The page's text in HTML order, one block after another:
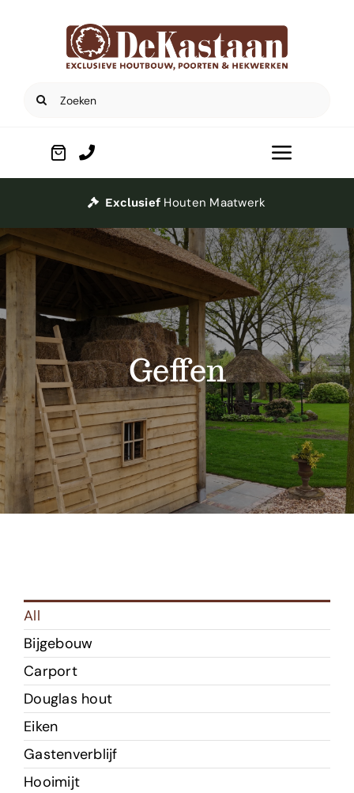
Zoeken
Toggle
Poorten
Projecten
Shop
Over ons
Contact
Exclusief Houten Maatwerk
Geffen
All
Bijgebouw
Carport
Douglas hout
Eiken
Gastenverblijf
Hooimijt